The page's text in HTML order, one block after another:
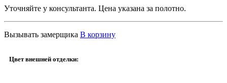
Уточняйте у консультанта. Цена указана за полотно.
Вызывать замерщика В корзину
Цвет внешней отделки: